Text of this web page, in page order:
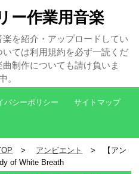
ー作業用音楽
を紹介・アップロードしてい
ては利用規約を必ず一読くだ
制作についても請け負いま
。
バシーポリシー サイトマップ
アンビエント
【アン
of White Breath